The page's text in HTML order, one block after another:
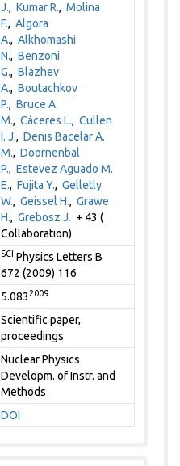
J.,Kumar R.,Molina
F.,Algora
A.,Alkhomashi
N.,Benzoni
G.,Blazhev
A.,Boutachkov
P.,Bruce A.
M.,Cáceres L.,Cullen
I. J.,Denis Bacelar A.
M.,Doornenbal
P.,Estevez Aguado M.
E.,Fujita Y.,Gelletly
W.,Geissel H.,Grawe
H.,Grebosz J. + 43 (
Collaboration)
SCI Physics Letters B
672 (2009) 116
5.083 2009
Scientific paper,
proceedings
Nuclear Physics
Developm. of Instr. and
Methods
DOI